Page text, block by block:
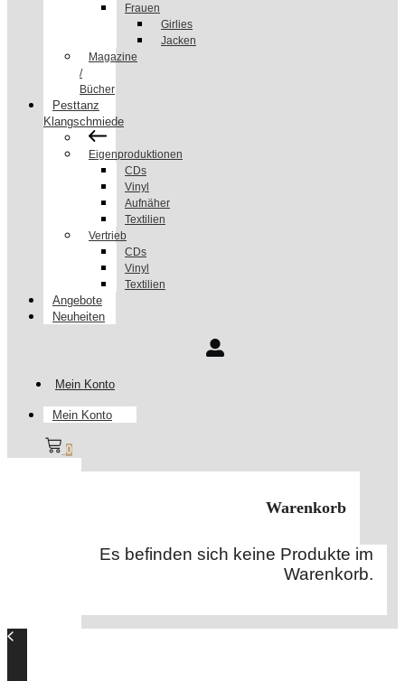
Frauen
Girlies
Jacken
Magazine
/
Bücher
Pesttanz
Klangschmiede
Eigenproduktionen
CDs
Vinyl
Aufnäher
Textilien
Vertrieb
CDs
Vinyl
Textilien
Angebote
Neuheiten
Mein Konto
Mein Konto
0
Warenkorb
Es befinden sich keine Produkte im
Warenkorb.